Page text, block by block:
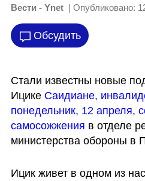
Вести - Ynet | Опубликовано:
Обсудить
Стали известны новые
Ицике Саидиане,
понедельник, 12 апреля,
самосожжения в отделе
министерства обороны в
Ицик живет в одном из